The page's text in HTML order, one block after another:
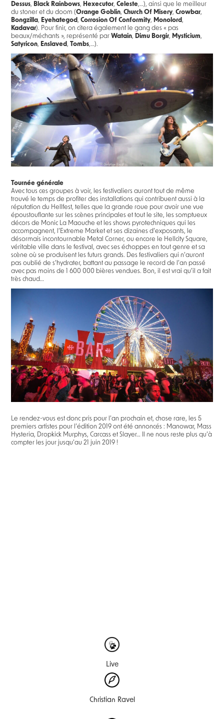
Dessus, Black Rainbows, Hexecutor,Celeste,…), ainsi que le meilleur
du stoner et du doom (Orange Goblin,Church Of Misery,Crowbar,
Bongzilla, Eyehategod,Corrosion Of Conformity, Monolord,
Kadavar). Pour finir, on citera également le gang des « pas
beaux/méchants », représenté parWatain, Dimu Borgir, Mysticium,
Satyricon, Enslaved,Tombs,…).
Tournée générale
Avec tous ces groupes à voir, les festivaliers auront tout de même
trouvé le temps de profiter des installations qui contribuent aussi à la
réputation du Hellfest, telles que la grande roue pour avoir une vue
époustouflante sur les scènes principales et tout le site, les somptueux
décors de Monic La Maouche et les shows pyrotechniques qui les
accompagnent, l’Extreme Market et ses dizaines d’exposants, le
désormais incontournable Metal Corner, ou encore le Hellcity Square,
véritable ville dans le festival, avec ses échoppes en tout genre et sa
scène où se produisent les futurs grands. Des festivaliers qui n’auront
pas oublié de s’hydrater, battant au passage le record de l’an passé
avec pas moins de 1 600 000 bières vendues. Bon, il est vrai qu’il a fait
très chaud…
Le rendez-vous est donc pris pour l’an prochain et, chose rare, les 5
premiers artistes pour l’édition 2019 ont été annoncés : Manowar, Mass
Hysteria, Dropkick Murphys, Carcass et Slayer… Il ne nous reste plus qu’à
compter les jour jusqu’au 21 juin 2019 !
Live
Christian Ravel